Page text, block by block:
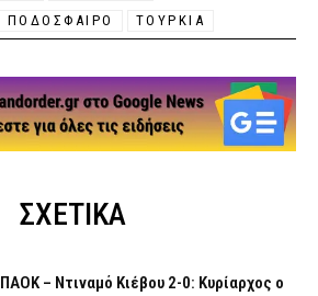
ΠΟΔΟΣΦΑΙΡΟ ΤΟΥΡΚΙΑ
ΣΧΕΤΙΚΑ
ΠΑΟΚ – Ντιναμό Κιέβου 2-0: Κυρίαρχος ο